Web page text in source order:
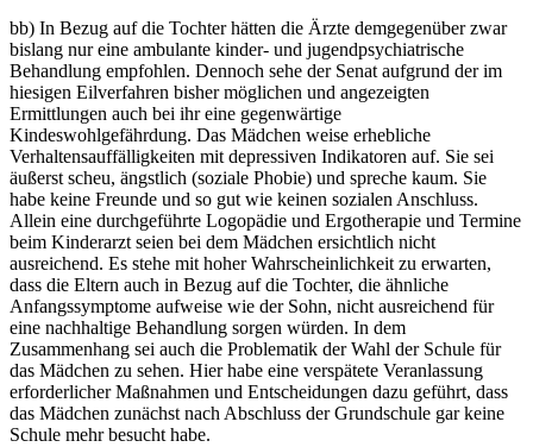
bb) In Bezug auf die Tochter hätten die Ärzte demgegenüber zwar
bislang nur eine ambulante kinder- und jugendpsychiatrische
Behandlung empfohlen. Dennoch sehe der Senat aufgrund der im
hiesigen Eilverfahren bisher möglichen und angezeigten
Ermittlungen auch bei ihr eine gegenwärtige
Kindeswohlgefährdung. Das Mädchen weise erhebliche
Verhaltensauffälligkeiten mit depressiven Indikatoren auf. Sie sei
äußerst scheu, ängstlich (soziale Phobie) und spreche kaum. Sie
habe keine Freunde und so gut wie keinen sozialen Anschluss.
Allein eine durchgeführte Logopädie und Ergotherapie und Termine
beim Kinderarzt seien bei dem Mädchen ersichtlich nicht
ausreichend. Es stehe mit hoher Wahrscheinlichkeit zu erwarten,
dass die Eltern auch in Bezug auf die Tochter, die ähnliche
Anfangssymptome aufweise wie der Sohn, nicht ausreichend für
eine nachhaltige Behandlung sorgen würden. In dem
Zusammenhang sei auch die Problematik der Wahl der Schule für
das Mädchen zu sehen. Hier habe eine verspätete Veranlassung
erforderlicher Maßnahmen und Entscheidungen dazu geführt, dass
das Mädchen zunächst nach Abschluss der Grundschule gar keine
Schule mehr besucht habe.